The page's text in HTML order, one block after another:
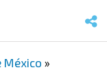
México »